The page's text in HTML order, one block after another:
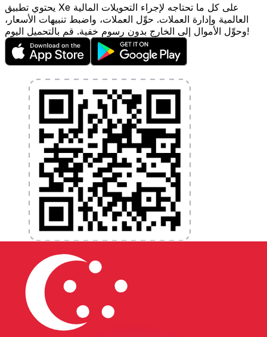
يحتوي تطبيق Xe على كل ما تحتاجه لإجراء التحويلات المالية
العالمية وإدارة العملات. حوِّل العملات، واضبط تنبيهات الأسعار،
وحوِّل الأموال إلى الخارج بدون رسوم خفية. قم بالتحميل اليوم!